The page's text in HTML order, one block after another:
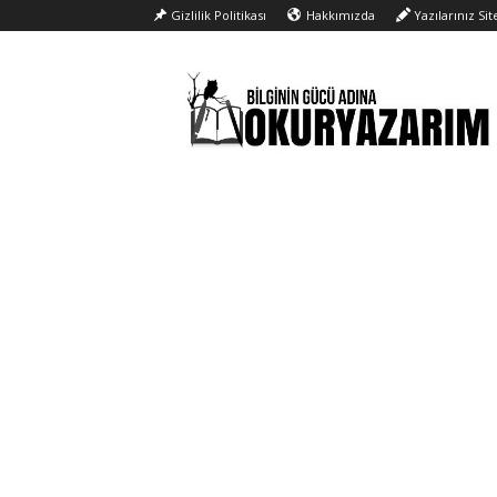
Gizlilik Politikası Hakkımızda Yazılarınız
Yazarım